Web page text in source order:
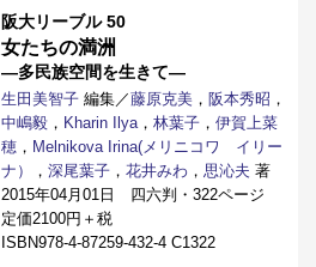
阪大リーブル 50
女たちの満洲
―多民族空間を生きて―
生田美智子 編集／藤原克美 ， 阪本秀昭 ，
中嶋毅 ， Kharin Ilya ， 林葉子 ， 伊賀上菜
穂 ， Melnikova Irina(メリニコワ イリー
ナ）
， 深尾葉子 ， 花井みわ ， 思沁夫 著
2015年04月01日 四六判・322ページ
定価2100円＋税
ISBN978-4-87259-432-4 C1322